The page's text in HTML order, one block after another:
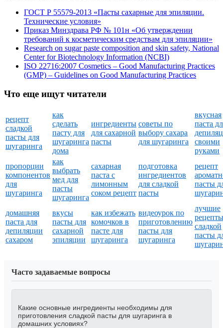
ГОСТ Р 55579-2013 «Пасты сахарные для эпиляции.
Технические условия»
Приказ Минздрава РФ № 101н «Об утверждении
требований к косметическим средствам для эпиляции»
Research on sugar paste composition and skin safety, National
Center for Biotechnology Information (NCBI)
ISO 22716:2007 Cosmetics – Good Manufacturing Practices
(GMP) – Guidelines on Good Manufacturing Practices
Что еще ищут читатели
рецепт
сладкой
пасты для
шугаринга
как
сделать
пасту для
шугаринга
дома
ингредиенты
для сахарной
пасты
советы по
выбору сахара
для шугаринга
вкусная
паста
своими
руками
пропорции
компонентов
для
шугаринга
как
выбрать
мед для
пасты
шугаринга
сахарная
паста с
лимонным
соком рецепт
подготовка
ингредиентов
для сладкой
пасты
рецепт
пасты
домашняя
паста для
депиляции
сахаром
вкусы
пасты для
сахарной
эпиляции
как избежать
комочков в
пасте для
шугаринга
видеоурок по
приготовлению
пасты для
шугаринга
лучшие
рецепты
сладкой
пасты
Часто задаваемые вопросы
Какие основные ингредиенты необходимы для
приготовления сладкой пасты для шугаринга в
домашних условиях?